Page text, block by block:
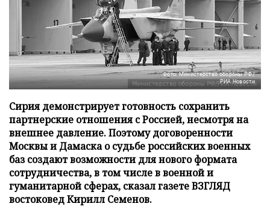
Фото: Министерство обороны РФ/
РИА Новости
Сирия демонстрирует готовность сохранить
партнерские отношения с Россией, несмотря на
внешнее давление. Поэтому договоренности
Москвы и Дамаска о судьбе российских военных
баз создают возможности для нового формата
сотрудничества, в том числе в военной и
гуманитарной сферах, сказал газете ВЗГЛЯД
востоковед Кирилл Семенов.